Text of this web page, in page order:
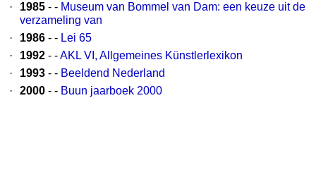
·
1985 - - Museum van Bommel van Dam: een keuze uit de
verzameling van
·
1986 - - Lei 65
·
1992 - -AKL VI, Allgemeines Künstlerlexikon
·
1993 - - Beeldend Nederland
·
2000 - - Buun jaarboek 2000